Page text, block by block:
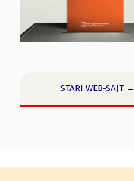
STARI WEB-SAJT →